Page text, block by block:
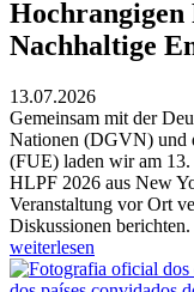
Nachhaltige
13.07.2026
Gemeinsam mit der
Nationen (DGVN) und
(FUE) laden wir am
HLPF 2026 aus New
Veranstaltung vor Ort
Diskussionen berichten.
weiterlesen